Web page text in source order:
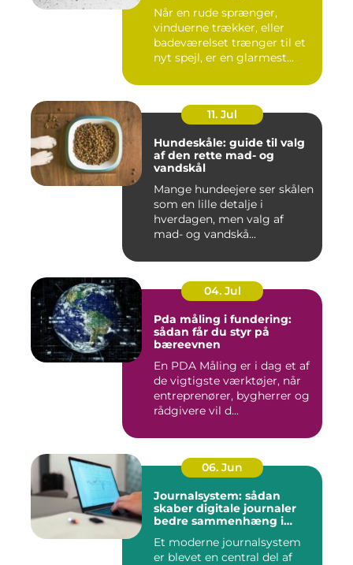
Når en rude sprænger,
vinduerne trækker, eller
badeværelset trænger til et
nyt spejl, er en glarmest...
11. Jul
Hundeskåle: guide til valg
af den rette mad- og
vandskål
Mange hundeejere ser skålen
som en lille detalje i
hverdagen, men valg af
mad- og vandskå...
04. Jul
Pda måling i fundering:
sådan får du styr på
bæreevnen
En PDA Måling er i dag et af
de vigtigste værktøjer, når
entreprenører, bygherrer og
rådgivere vil d...
06. Jun
Journalsystem: sådan
skaber digitale journaler
bedre sammenhæng i
Et moderne journalsystem
er blevet en central del af